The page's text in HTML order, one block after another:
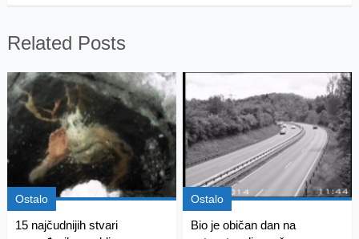
Related Posts
Ostalo
15 najčudnijih stvari
Ostalo
Bio je običan dan na